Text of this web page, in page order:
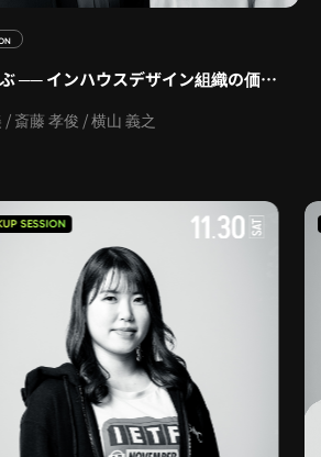
── インハウスデザイン組織の価値につ
斎藤 孝俊 / 横山 義之